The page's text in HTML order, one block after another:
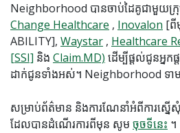
Neighborhood បានចាប់ដៃគូជាមួ
Change Healthcare , Inovalon [ពី
ABILITY], Waystar , Healthcare
[SSI] និង Claim.MD) ដើម្បីផ្តល់ជូនអ្នក
ដាក់ជូនទាំងអស់។ Neighborhood ទា
សម្រាប់ព័ត៌មាន និងការណែនាំអំពីការស្នើសុំ
ដែលបានដំណើរការពីមុន សូម ចុចទីនេះ ។